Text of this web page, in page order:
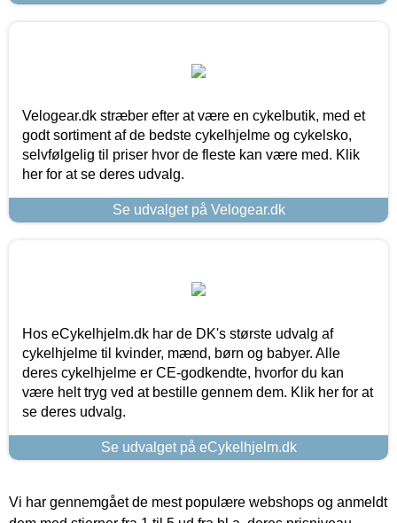
Velogear.dk stræber efter at være en cykelbutik, med et
godt sortiment af de bedste cykelhjelme og cykelsko,
selvfølgelig til priser hvor de fleste kan være med. Klik
her for at se deres udvalg.
Se udvalget på Velogear.dk
Hos eCykelhjelm.dk har de DK's største udvalg af
cykelhjelme til kvinder, mænd, børn og babyer. Alle
deres cykelhjelme er CE-godkendte, hvorfor du kan
være helt tryg ved at bestille gennem dem. Klik her for at
se deres udvalg.
Se udvalget på eCykelhjelm.dk
Vi har gennemgået de mest populære webshops og anmeldt